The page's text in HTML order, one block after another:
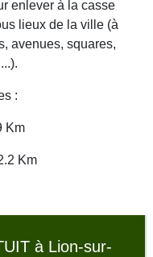
enlever à la casse
lieux de la ville (à
avenues, squares,
:
Km
Km
à Lion-sur-